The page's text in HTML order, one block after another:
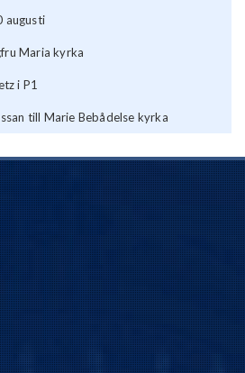
augusti
Maria kyrka
i P1
till Marie Bebådelse kyrka